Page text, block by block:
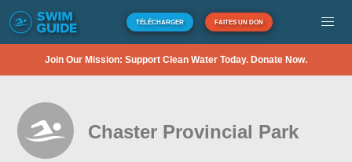
TÉLÉCHARGER FAITES UN DON
Join Our Mission: Support Clean Water Today. Donate Now.
Chaster Provincial Park